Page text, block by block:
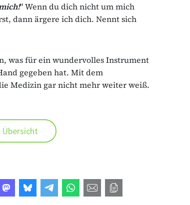
" Wenn du dich nicht um mich
dann ärgere ich dich. Nennt sich
was für ein wundervolles Instrument
gegeben hat. Mit dem
Medizin gar nicht mehr weiter weiß.
Übersicht